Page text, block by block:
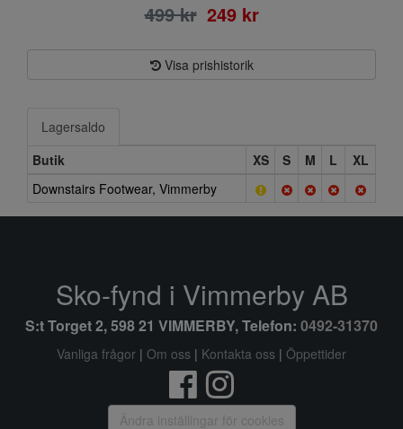
499 kr 249 kr
Visa prishistorik
Lagersaldo
Butik
XS S M L
XL
Downstairs Footwear, Vimmerby
Sko-fynd i Vimmerby AB
S:t Torget 2, 598 21 VIMMERBY, Telefon: 0492-31370
Vanliga frågor | Om oss | Kontakta oss | Öppettider
Ändra inställingar för cookies